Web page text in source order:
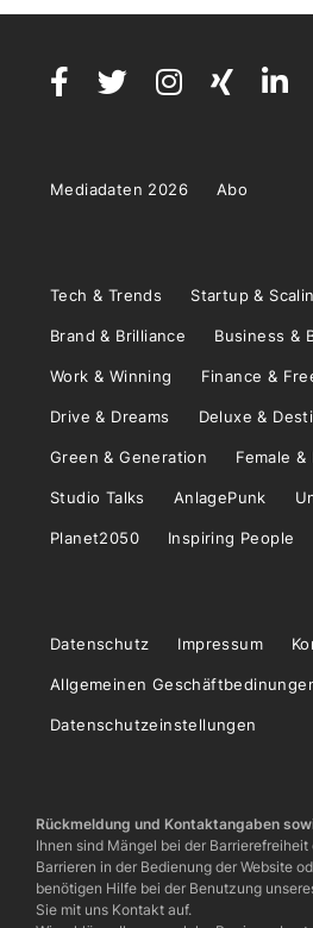
Mediadaten 2026 Abo
Tech & Trends Startup &
Brand & Brilliance Business &
Work & Winning Finance &
Drive & Dreams Deluxe &
Green & Generation Female &
Studio Talks AnlagePunk
Planet2050 Inspiring People
Datenschutz Impressum
Allgemeinen
Datenschutzeinstellungen
Rückmeldung und Kontaktangaben
Ihnen sind Mängel bei der
Barrieren in der Bedienung der Website
benötigen Hilfe bei der Benutzung
Sie mit uns Kontakt auf.